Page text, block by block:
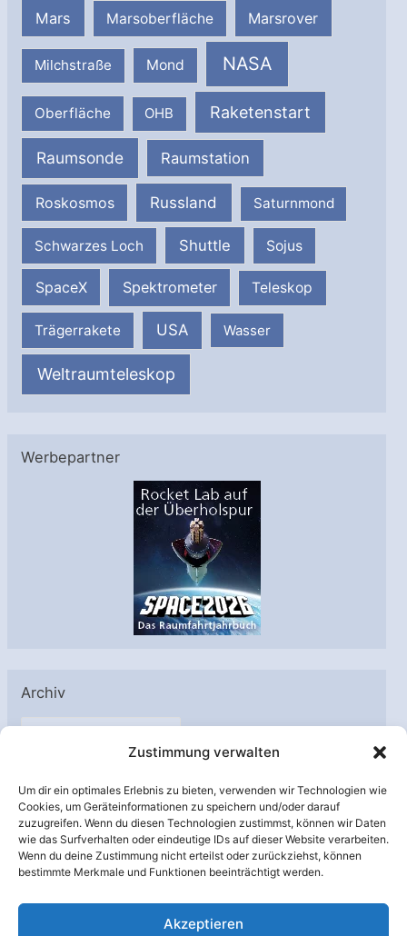
Zustimmung verwalten
Um dir ein optimales Erlebnis zu bieten, verwenden wir Technologien wie
Cookies, um Geräteinformationen zu speichern und/oder darauf
zuzugreifen. Wenn du diesen Technologien zustimmst, können wir Daten
wie das Surfverhalten oder eindeutige IDs auf dieser Website verarbeiten.
Wenn du deine Zustimmung nicht erteilst oder zurückziehst, können
bestimmte Merkmale und Funktionen beeinträchtigt werden.
Akzeptieren
Mars Marsoberfläche Marsrover
Milchstraße Mond NASA
Oberfläche OHB Raketenstart
Raumsonde Raumstation
Roskosmos Russland Saturnmond
Schwarzes Loch Shuttle Sojus
SpaceX Spektrometer Teleskop
Trägerrakete USA Wasser
Weltraumteleskop
Werbepartner
Archiv
A
h
i
v
Unterstützt von: